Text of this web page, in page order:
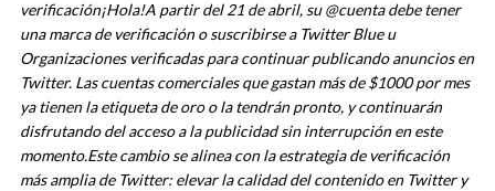
verificación¡Hola!A partir del 21 de abril, su @cuenta debe tener
una marca de verificación o suscribirse a Twitter Blue u
Organizaciones verificadas para continuar publicando anuncios en
Twitter. Las cuentas comerciales que gastan más de $1000 por mes
ya tienen la etiqueta de oro o la tendrán pronto, y continuarán
disfrutando del acceso a la publicidad sin interrupción en este
momento.Este cambio se alinea con la estrategia de verificación
más amplia de Twitter: elevar la calidad del contenido en Twitter y